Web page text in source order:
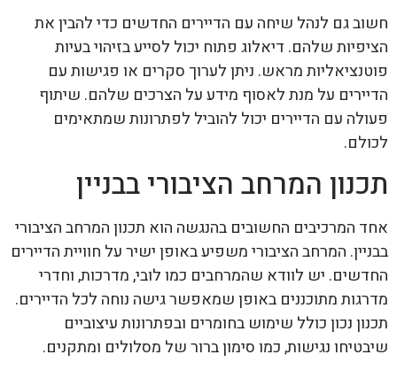
חשוב גם לנהל שיחה עם הדיירים החדשים כדי להבין את
הציפיות שלהם. דיאלוג פתוח יכול לסייע בזיהוי בעיות
פוטנציאליות מראש. ניתן לערוך סקרים או פגישות עם
הדיירים על מנת לאסוף מידע על הצרכים שלהם. שיתוף
פעולה עם הדיירים יכול להוביל לפתרונות שמתאימים
לכולם.
תכנון המרחב הציבורי בבניין
אחד המרכיבים החשובים בהנגשה הוא תכנון המרחב הציבורי
בבניין. המרחב הציבורי משפיע באופן ישיר על חוויית הדיירים
החדשים. יש לוודא שהמרחבים כמו לובי, מדרכות, וחדרי
מדרגות מתוכננים באופן שמאפשר גישה נוחה לכל הדיירים.
תכנון נכון כולל שימוש בחומרים ובפתרונות עיצוביים
שיבטיחו נגישות, כמו סימון ברור של מסלולים ומתקנים.